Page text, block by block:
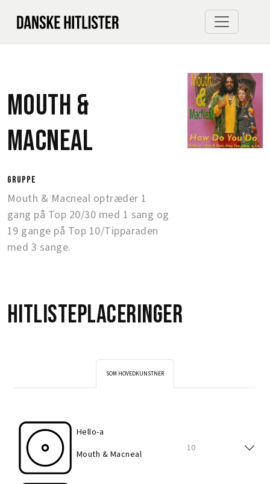
Mouth &
Macneal
gruppe
Mouth & Macneal optræder 1
gang på Top 20/30 med 1 sang og
19 gange på Top 10/Tipparaden
med 3 sange.
Hitlisteplaceringer
SOM HOVEDKUNSTNER
Hello-a
Mouth & Macneal
10